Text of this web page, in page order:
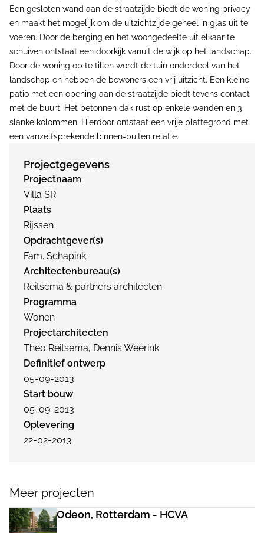
Een gesloten wand aan de straatzijde biedt de woning privacy
en maakt het mogelijk om de uitzichtzijde geheel in glas uit te
voeren. Door de berging en het woongedeelte uit elkaar te
schuiven ontstaat een doorkijk vanuit de wijk op het landschap.
Door de woning op te tillen wordt de tuin onderdeel van het
landschap en hebben de bewoners een vrij uitzicht. Een kleine
patio met een opening aan de straatzijde biedt tevens contact
met de buurt. Het betonnen dak rust op enkele wanden en 3
slanke kolommen. Hierdoor ontstaat een vrije plattegrond met
een vanzelfsprekende binnen-buiten relatie.
Projectgegevens
Projectnaam
Villa SR
Plaats
Rijssen
Opdrachtgever(s)
Fam. Schapink
Architectenbureau(s)
Reitsema & partners architecten
Programma
Wonen
Projectarchitecten
Theo Reitsema, Dennis Weerink
Definitief ontwerp
05-09-2013
Start bouw
05-09-2013
Oplevering
22-02-2013
Meer projecten
Odeon, Rotterdam - HCVA